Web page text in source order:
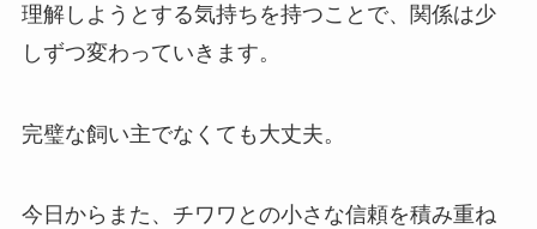
理解しようとする気持ちを持つことで、関係は少
しずつ変わっていきます。
完璧な飼い主でなくても大丈夫。
今日からまた、チワワとの小さな信頼を積み重ね